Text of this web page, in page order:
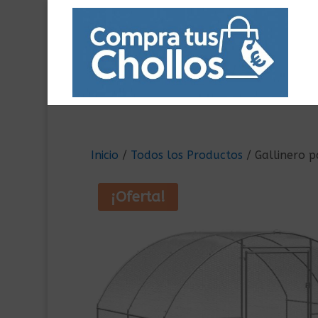
Inicio / Todos los Productos / Gallinero
¡Oferta!